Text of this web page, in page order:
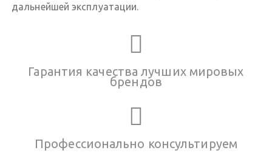
дальнейшей эксплуатации.
Гарантия качества лучших мировых
брендов
Профессионально консультируем